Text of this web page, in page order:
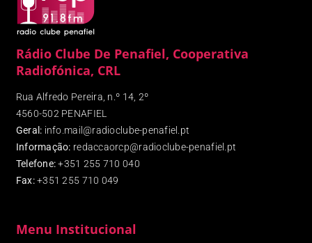
Rádio Clube De Penafiel, Cooperativa
Radiofónica, CRL
Rua Alfredo Pereira, n.º 14, 2º
4560-502 PENAFIEL
Geral: info.mail@radioclube-penafiel.pt
Informação: redaccaorcp@radioclube-penafiel.pt
Telefone: +351 255 710 040
Fax:+351 255 710 049
Menu Institucional